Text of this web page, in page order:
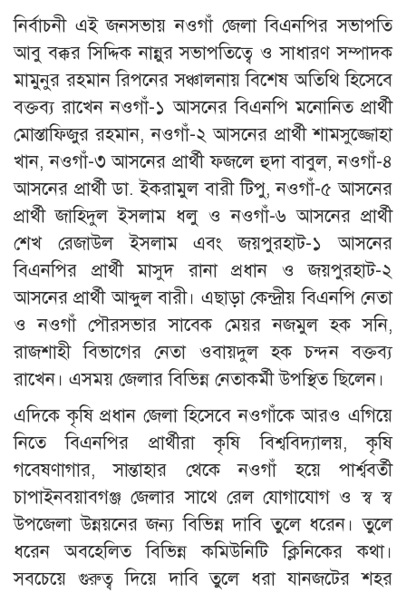
নির্বাচনী এই জনসভায় নওগাঁ জেলা বিএনপির সভাপতি
আবু বক্কর সিদ্দিক নান্নুর সভাপতিত্বে ও সাধারণ সম্পাদক
মামুনুর রহমান রিপনের সঞ্চালনায় বিশেষ অতিথি হিসেবে
বক্তব্য রাখেন নওগাঁ-১ আসনের বিএনপি মনোনিত প্রার্থী
মোস্তাফিজুর রহমান, নওগাঁ-২ আসনের প্রার্থী শামসুজ্জোহা
খান, নওগাঁ-৩ আসনের প্রার্থী ফজলে হুদা বাবুল, নওগাঁ-৪
আসনের প্রার্থী ডা. ইকরামুল বারী টিপু, নওগাঁ-৫ আসনের
প্রার্থী জাহিদুল ইসলাম ধলু ও নওগাঁ-৬ আসনের প্রার্থী
শেখ রেজাউল ইসলাম এবং জয়পুরহাট-১ আসনের
বিএনপির প্রার্থী মাসুদ রানা প্রধান ও জয়পুরহাট-২
আসনের প্রার্থী আব্দুল বারী। এছাড়া কেন্দ্রীয় বিএনপি নেতা
ও নওগাঁ পৌরসভার সাবেক মেয়র নজমুল হক সনি,
রাজশাহী বিভাগের নেতা ওবায়দুল হক চন্দন বক্তব্য
রাখেন। এসময় জেলার বিভিন্ন নেতাকর্মী উপস্থিত ছিলেন।
এদিকে কৃষি প্রধান জেলা হিসেবে নওগাঁকে আরও এগিয়ে
নিতে বিএনপির প্রার্থীরা কৃষি বিশ্ববিদ্যালয়, কৃষি
গবেষণাগার, সান্তাহার থেকে নওগাঁ হয়ে পার্শ্ববর্তী
চাপাইনবয়াবগঞ্জ জেলার সাথে রেল যোগাযোগ ও স্ব স্ব
উপজেলা উন্নয়নের জন্য বিভিন্ন দাবি তুলে ধরেন। তুলে
ধরেন অবহেলিত বিভিন্ন কমিউনিটি ক্লিনিকের কথা।
সবচেয়ে গুরুত্ব দিয়ে দাবি তুলে ধরা যানজটের শহর